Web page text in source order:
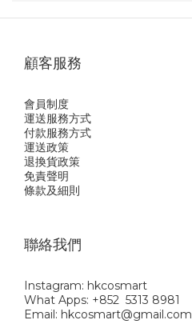
顧客服務
會員制度
運送服務方式
付款服務方式
運送政策
退換貨政策
免責聲明
條款及細則
聯絡我們
Instagram: hkcosmart
What Apps: +852 5313 8981
Email: hkcosmart@gmail.com